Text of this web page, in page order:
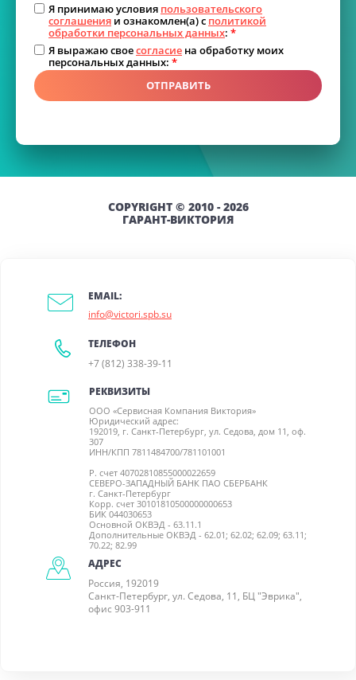
Я принимаю условия пользовательского
соглашения и ознакомлен(а) с политикой
обработки персональных данных: *
Я выражаю своесогласие на обработку моих
персональных данных: *
ОТПРАВИТЬ
COPYRIGHT © 2010 - 2026
ГАРАНТ-ВИКТОРИЯ
АДРЕС
Россия, 192019
Санкт-Петербург, ул. Седова, 11, БЦ "Эврика",
офис 903-911
EMAIL:
info@victori.spb.su
ТЕЛЕФОН
+7 (812) 338-39-11
РЕКВИЗИТЫ
ООО «Сервисная Компания Виктория»
Юридический адрес:
192019, г. Санкт-Петербург, ул. Седова, дом 11, оф.
307
ИНН/КПП 7811484700/781101001
Р. счет 40702810855000022659
СЕВЕРО-ЗАПАДНЫЙ БАНК ПАО СБЕРБАНК
г. Санкт-Петербург
Корр. счет 30101810500000000653
БИК 044030653
Основной ОКВЭД - 63.11.1
Дополнительные ОКВЭД - 62.01; 62.02; 62.09; 63.11;
70.22; 82.99